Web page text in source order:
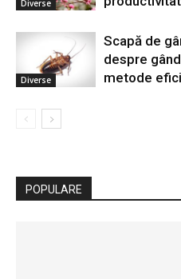
Diverse
Diverse
Scapă de
despre
metode
POPULARE